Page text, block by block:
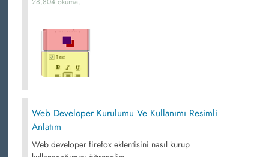
Web Developer Kurulumu Ve Kullanımı Resimli
Anlatım
Web developer firefox eklentisini nasıl kurup